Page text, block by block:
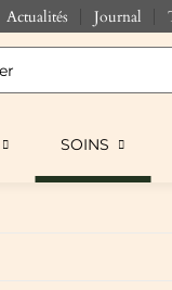
Actualités Journal
SOINS